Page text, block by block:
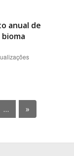
anual de
… »